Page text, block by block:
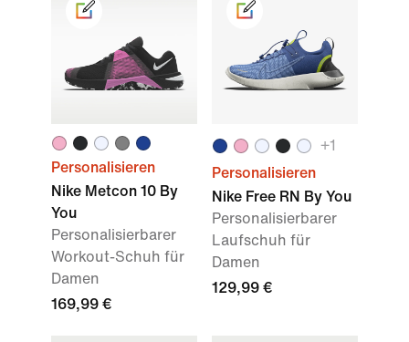
Personalisieren
Nike Metcon 10 By
You
Personalisierbarer
Workout-Schuh für
Damen
169,99 €
+1
Personalisieren
Nike Free RN By You
Personalisierbarer
Laufschuh für
Damen
129,99 €